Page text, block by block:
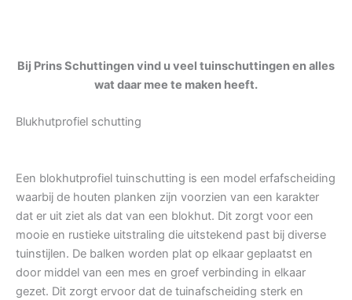
Bij Prins Schuttingen vind u veel tuinschuttingen en alles
wat daar mee te maken heeft.
Blukhutprofiel schutting
Een blokhutprofiel tuinschutting is een model erfafscheiding
waarbij de houten planken zijn voorzien van een karakter
dat er uit ziet als dat van een blokhut. Dit zorgt voor een
mooie en rustieke uitstraling die uitstekend past bij diverse
tuinstijlen. De balken worden plat op elkaar geplaatst en
door middel van een mes en groef verbinding in elkaar
gezet. Dit zorgt ervoor dat de tuinafscheiding sterk en